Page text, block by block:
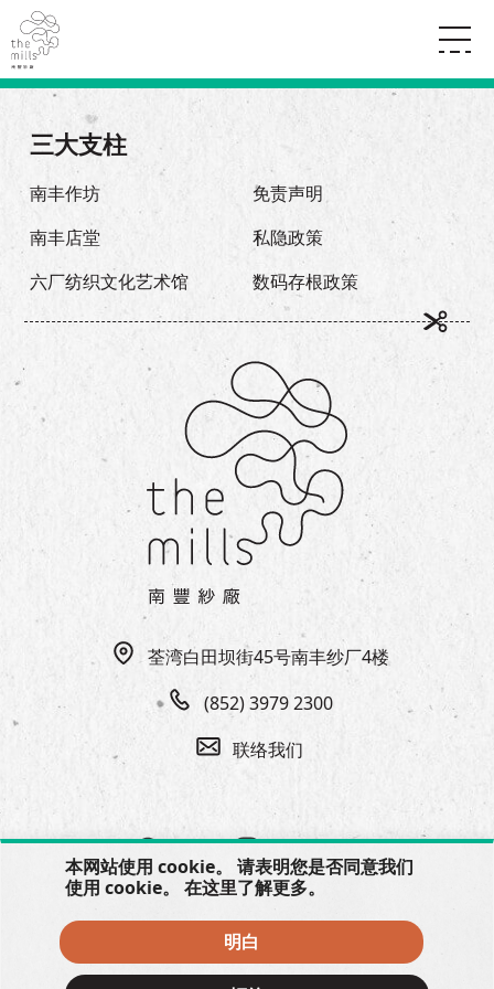
本网站使用 cookie。 请表明您是否同意我们
使用 cookie。 在这里了解更多。
明白
关于南丰纱厂
愿景
三大支柱
媒体中心
联络我们
南丰店堂
店堂指南
商店
活动场地
活动世界之約
展覽
走进南丰纱厂
体验
景点
活化与保育
走进南丰纱厂
其他體驗
开放时间及位置
穿梭巴士服务
荃湾白田坝街45号南丰纱厂4楼
(852) 3979 2300
联络我们
三大支柱
南丰作坊
南丰店堂
六厂纺织文化艺术馆
免责声明
私隐政策
数码存根政策
© 2026 The Mills, all rights reserved.